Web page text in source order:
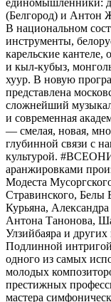
(Белгород) и Антон
В национальном
инструменты,
карельские кантеле,
и кыл-кубыз,
хуур. В новую
представлена
сложнейший
и современная
— смелая, новая,
глубинной связи с
культурой. #ВСЕОНИ
аранжировками
Модеста
Стравинского, Белы
Курьяна,
Антона Танонова,
Улзийбаяра и других
Подлинной интригой
одного из самых
молодых
престижных
мастера